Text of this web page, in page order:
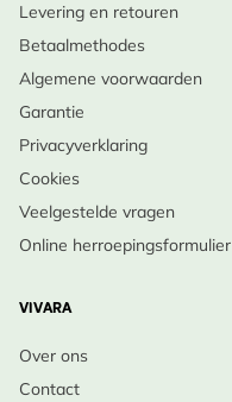
Levering en retouren
Betaalmethodes
Algemene voorwaarden
Garantie
Privacyverklaring
Cookies
Veelgestelde vragen
Online herroepingsformulier
VIVARA
Over ons
Contact